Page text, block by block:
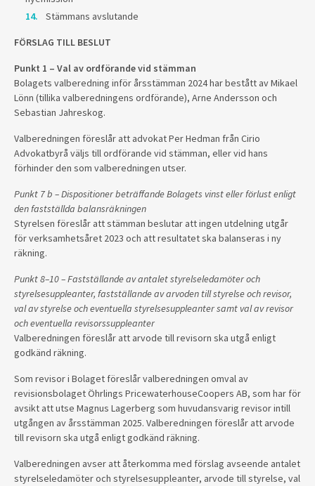
Stämmans avslutande
FÖRSLAG TILL BESLUT
Punkt 1 – Val av ordförande vid stämman
Bolagets valberedning inför årsstämman 2024 har bestått av Mikael
Lönn (tillika valberedningens ordförande), Arne Andersson och
Sebastian Jahreskog.
Valberedningen föreslår att advokat Per Hedman från Cirio
Advokatbyrå väljs till ordförande vid stämman, eller vid hans
förhinder den som valberedningen utser.
Punkt 7 b – Dispositioner beträffande Bolagets vinst eller förlust enligt
den fastställda balansräkningen
Styrelsen föreslår att stämman beslutar att ingen utdelning utgår
för verksamhetsåret 2023 och att resultatet ska balanseras i ny
räkning.
Punkt 8–10 – Fastställande av antalet styrelseledamöter och
styrelsesuppleanter, fastställande av arvoden till styrelse och revisor,
val av styrelse och eventuella styrelsesuppleanter samt val av revisor
och eventuella revisorssuppleanter
Valberedningen föreslår att arvode till revisorn ska utgå enligt
godkänd räkning.
Som revisor i Bolaget föreslår valberedningen omval av
revisionsbolaget Öhrlings PricewaterhouseCoopers AB, som har för
avsikt att utse Magnus Lagerberg som huvudansvarig revisor intill
utgången av årsstämman 2025. Valberedningen föreslår att arvode
till revisorn ska utgå enligt godkänd räkning.
Valberedningen avser att återkomma med förslag avseende antalet
styrelseledamöter och styrelsesuppleanter, arvode till styrelse, val